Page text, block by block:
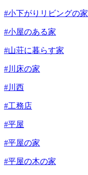
#小下がりリビングの家
#小屋のある家
#山荘に暮らす家
#川床の家
#川西
#工務店
#平屋
#平屋の家
#平屋の木の家